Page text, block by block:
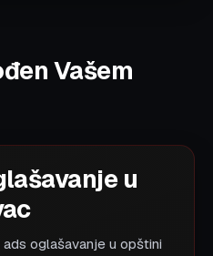
Vašem
u
oglašavanje u opštini